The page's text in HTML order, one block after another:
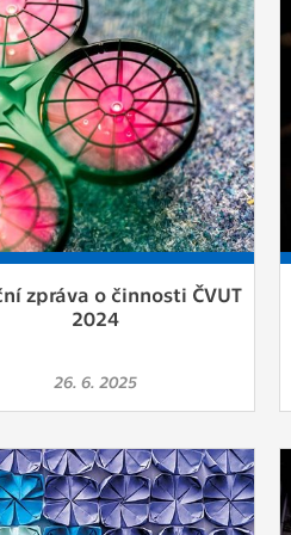
zpráva o činnosti ČVUT
2024
26. 6. 2025